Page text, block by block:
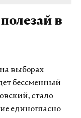
в
выборах
бессменный
стало
единогласно